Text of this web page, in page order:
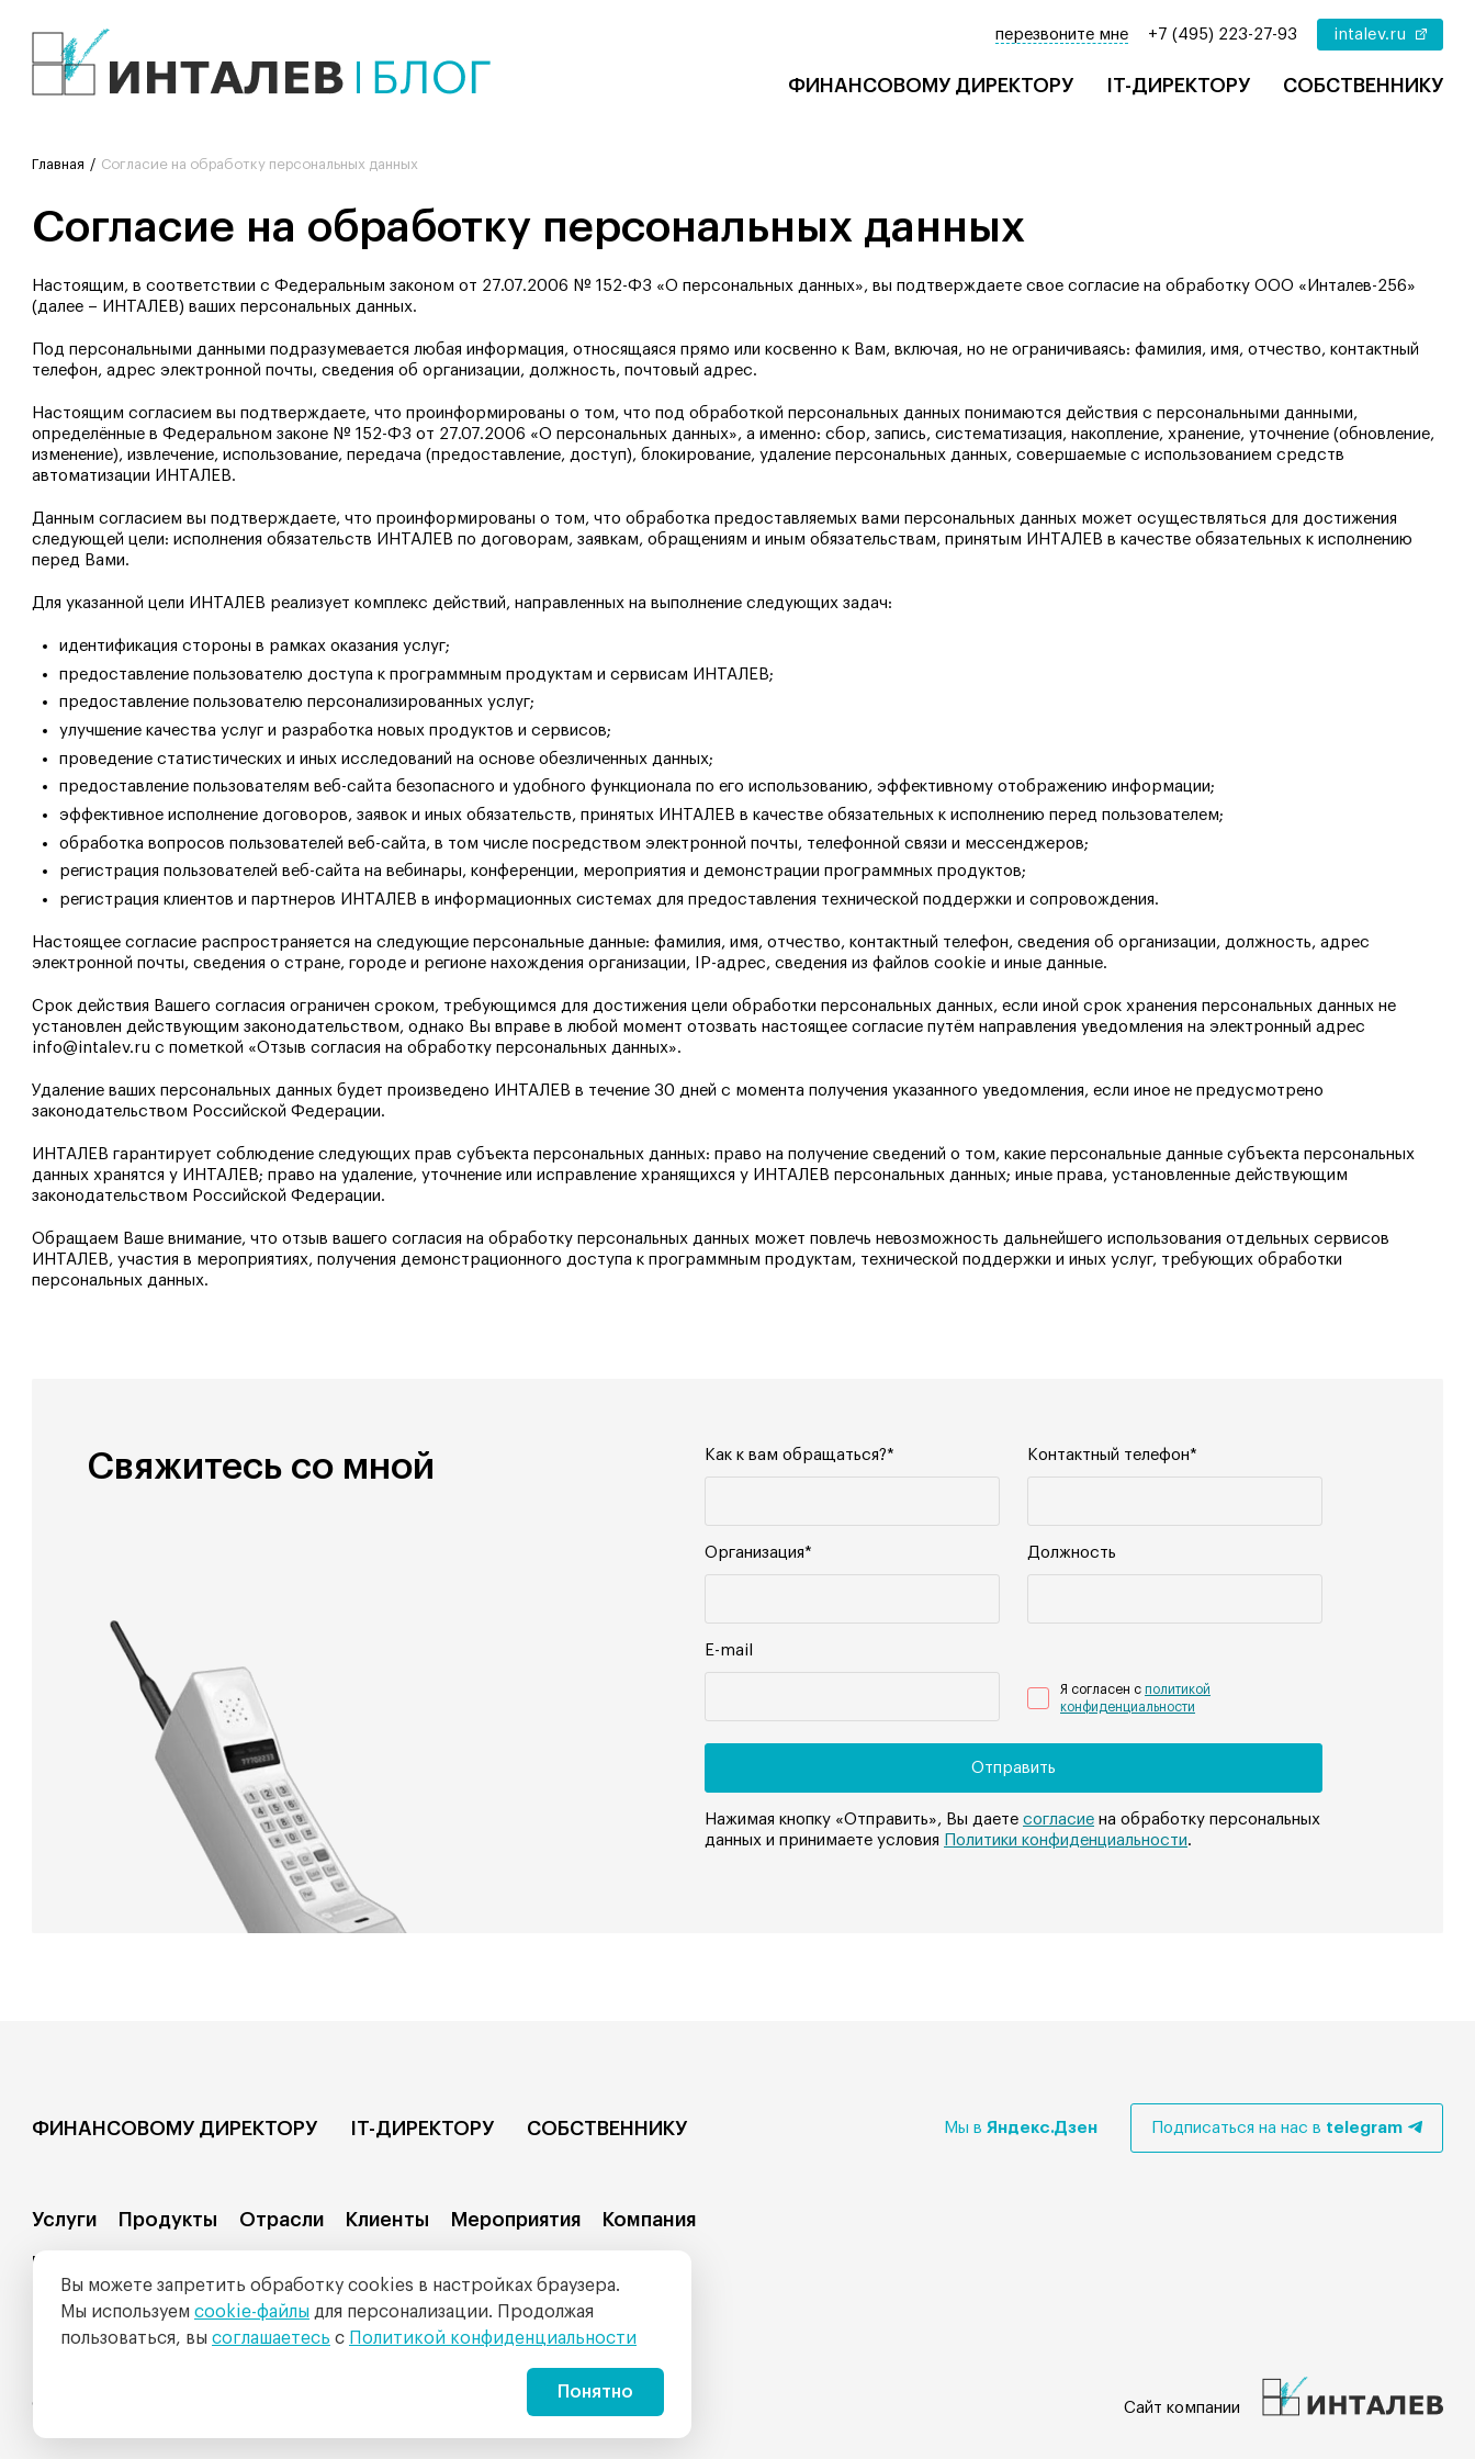
ФИНАНСОВОМУ ДИРЕКТОРУ IT-ДИРЕКТОРУ СОБСТВЕННИКУ
перезвоните мне +7 (495) 223-27-93 intalev.ru
Главная Согласие на обработку персональных данных
Согласие на обработку персональных данных
Настоящим, в соответствии с Федеральным законом от 27.07.2006 № 152-ФЗ «О персональных данных», вы подтверждаете свое согласие на обработку ООО «Инталев-256»
(далее – ИНТАЛЕВ) ваших персональных данных.
Под персональными данными подразумевается любая информация, относящаяся прямо или косвенно к Вам, включая, но не ограничиваясь: фамилия, имя, отчество, контактный
телефон, адрес электронной почты, сведения об организации, должность, почтовый адрес.
Настоящим согласием вы подтверждаете, что проинформированы о том, что под обработкой персональных данных понимаются действия с персональными данными,
определённые в Федеральном законе № 152-ФЗ от 27.07.2006 «О персональных данных», а именно: сбор, запись, систематизация, накопление, хранение, уточнение (обновление,
изменение), извлечение, использование, передача (предоставление, доступ), блокирование, удаление персональных данных, совершаемые с использованием средств
автоматизации ИНТАЛЕВ.
Данным согласием вы подтверждаете, что проинформированы о том, что обработка предоставляемых вами персональных данных может осуществляться для достижения
следующей цели: исполнения обязательств ИНТАЛЕВ по договорам, заявкам, обращениям и иным обязательствам, принятым ИНТАЛЕВ в качестве обязательных к исполнению
перед Вами.
Для указанной цели ИНТАЛЕВ реализует комплекс действий, направленных на выполнение следующих задач:
идентификация стороны в рамках оказания услуг;
предоставление пользователю доступа к программным продуктам и сервисам ИНТАЛЕВ;
предоставление пользователю персонализированных услуг;
улучшение качества услуг и разработка новых продуктов и сервисов;
проведение статистических и иных исследований на основе обезличенных данных;
предоставление пользователям веб-сайта безопасного и удобного функционала по его использованию, эффективному отображению информации;
эффективное исполнение договоров, заявок и иных обязательств, принятых ИНТАЛЕВ в качестве обязательных к исполнению перед пользователем;
обработка вопросов пользователей веб-сайта, в том числе посредством электронной почты, телефонной связи и мессенджеров;
регистрация пользователей веб-сайта на вебинары, конференции, мероприятия и демонстрации программных продуктов;
регистрация клиентов и партнеров ИНТАЛЕВ в информационных системах для предоставления технической поддержки и сопровождения.
Настоящее согласие распространяется на следующие персональные данные: фамилия, имя, отчество, контактный телефон, сведения об организации, должность, адрес
электронной почты, сведения о стране, городе и регионе нахождения организации, IP-адрес, сведения из файлов cookie и иные данные.
Срок действия Вашего согласия ограничен сроком, требующимся для достижения цели обработки персональных данных, если иной срок хранения персональных данных не
установлен действующим законодательством, однако Вы вправе в любой момент отозвать настоящее согласие путём направления уведомления на электронный адрес
info@intalev.ru с пометкой «Отзыв согласия на обработку персональных данных».
Удаление ваших персональных данных будет произведено ИНТАЛЕВ в течение 30 дней с момента получения указанного уведомления, если иное не предусмотрено
законодательством Российской Федерации.
ИНТАЛЕВ гарантирует соблюдение следующих прав субъекта персональных данных: право на получение сведений о том, какие персональные данные субъекта персональных
данных хранятся у ИНТАЛЕВ; право на удаление, уточнение или исправление хранящихся у ИНТАЛЕВ персональных данных; иные права, установленные действующим
законодательством Российской Федерации.
Обращаем Ваше внимание, что отзыв вашего согласия на обработку персональных данных может повлечь невозможность дальнейшего использования отдельных сервисов
ИНТАЛЕВ, участия в мероприятиях, получения демонстрационного доступа к программным продуктам, технической поддержки и иных услуг, требующих обработки
персональных данных.
Свяжитесь со мной Как к вам обращаться?* Контактный телефон*
Организация* Должность
E-mail
Я согласен с политикой
конфиденциальности
Нажимая кнопку «Отправить», Вы даете согласие на обработку персональных
данных и принимаете условия
Политики конфиденциальности.
ФИНАНСОВОМУ ДИРЕКТОРУ IT-ДИРЕКТОРУ СОБСТВЕННИКУ Мы в Яндекс.Дзен Подписаться на нас в telegram
Услуги Продукты Отрасли Клиенты Мероприятия Компания
Москва
Санкт-Петербург
: Средний проспект В.О. 88А, БЦ Балтис Центр офис № 320
+7 (812) 335-04-88
© 1996-2026, Компания ИНТАЛЕВ® Сайт компании
Вы можете запретить обработку cookies в настройках браузера.
Мы используем cookie-файлы для персонализации. Продолжая
пользоваться, вы соглашаетесь с Политикой конфиденциальности
Понятно